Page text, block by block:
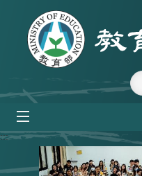
跳到主要內容區塊
:::